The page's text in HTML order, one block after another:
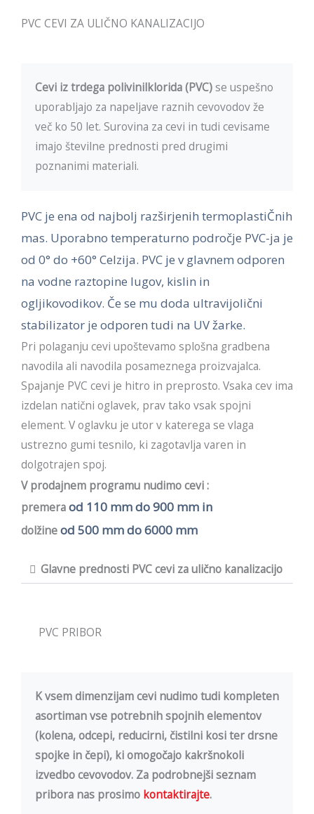
PVC CEVI ZA ULIČNO KANALIZACIJO
Cevi iz trdega polivinilklorida (PVC) se uspešno
uporabljajo za napeljave raznih cevovodov že
več ko 50 let. Surovina za cevi in tudi cevisame
imajo številne prednosti pred drugimi
poznanimi materiali.
PVC je ena od najbolj razširjenih termoplastiČnih
mas. Uporabno temperaturno področje PVC-ja je
od 0° do +60° Celzija. PVC je v glavnem odporen
na vodne raztopine lugov, kislin in
ogljikovodikov. Če se mu doda ultravijolični
stabilizator je odporen tudi na UV žarke.
Pri polaganju cevi upoštevamo splošna gradbena
navodila ali navodila posameznega proizvajalca.
Spajanje PVC cevi je hitro in preprosto. Vsaka cev ima
izdelan natični oglavek, prav tako vsak spojni
element. V oglavku je utor v katerega se vlaga
ustrezno gumi tesnilo, ki zagotavlja varen in
dolgotrajen spoj.
V prodajnem programu nudimo cevi :
premeraod 110 mmdo 900 mm in
dolžineod 500 mmdo 6000 mm
Glavne prednosti PVC cevi za ulično kanalizacijo
PVC PRIBOR
K vsem dimenzijam cevi nudimo tudi kompleten
asortiman vse potrebnih spojnih elementov
(kolena, odcepi, reducirni, čistilni kosi ter drsne
spojke in čepi), ki omogočajo kakršnokoli
izvedbo cevovodov. Za podrobnejši seznam
pribora nas prosimo kontaktirajte.